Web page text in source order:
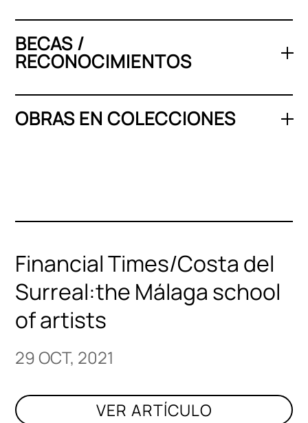
BECAS /
RECONOCIMIENTOS
OBRAS EN COLECCIONES
Financial Times/Costa del
Surreal:the Málaga school
of artists
29 OCT, 2021